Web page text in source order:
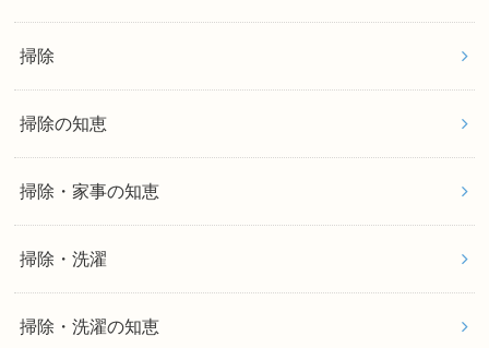
掃除
掃除の知恵
掃除・家事の知恵
掃除・洗濯
掃除・洗濯の知恵